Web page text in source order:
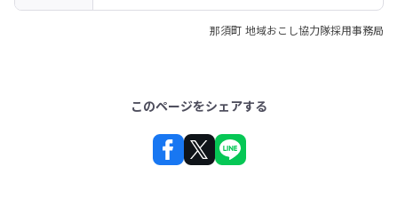
那須町 地域おこし協力隊採用事務局
このページをシェアする